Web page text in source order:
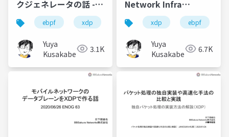
クジェネレータの話 -
eBPF Meetup Japan
#4
ebpf xdp go
Yuya
Kusakabe
3.1K
Network Infra
Meetup #4 XDPのテス
トとCI
xdp ebpf
Yuya
Kusakabe
6.7K